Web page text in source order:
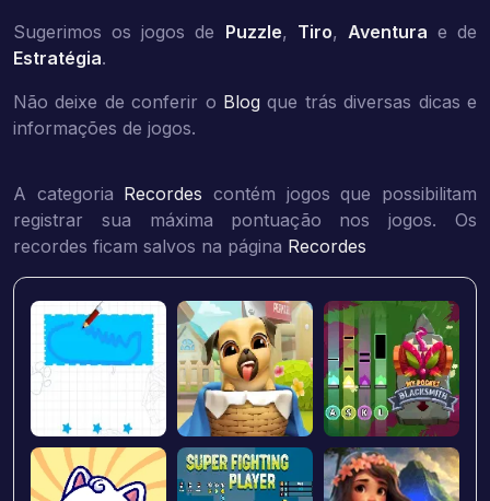
Sugerimos os jogos de Puzzle, Tiro, Aventura e de
Estratégia.
Não deixe de conferir o Blog que trás diversas dicas e
informações de jogos.
A categoria Recordes contém jogos que possibilitam
registrar sua máxima pontuação nos jogos. Os
recordes ficam salvos na página Recordes